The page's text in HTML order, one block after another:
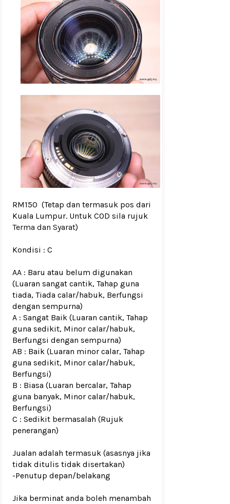
RM150 (Tetap dan termasuk pos dari
Kuala Lumpur. Untuk COD sila rujuk
Terma dan Syarat)
Kondisi : C
AA : Baru atau belum digunakan
(Luaran sangat cantik, Tahap guna
tiada, Tiada calar/habuk, Berfungsi
dengan sempurna)
A : Sangat Baik (Luaran cantik, Tahap
guna sedikit, Minor calar/habuk,
Berfungsi dengan sempurna)
AB : Baik (Luaran minor calar, Tahap
guna sedikit, Minor calar/habuk,
Berfungsi)
B : Biasa (Luaran bercalar, Tahap
guna banyak, Minor calar/habuk,
Berfungsi)
C : Sedikit bermasalah (Rujuk
penerangan)
Jualan adalah termasuk (asasnya jika
tidak ditulis tidak disertakan)
-Penutup depan/belakang
Jika berminat anda boleh menambah